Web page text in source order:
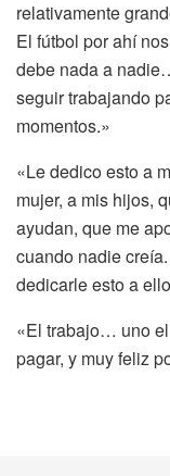
relativamente
El fútbol por ahí
debe nada a
seguir trabajando
momentos.»
«Le dedico esto a
mujer, a mis hijos,
ayudan, que me
cuando nadie
dedicarle esto a
«El trabajo… uno
pagar, y muy feliz